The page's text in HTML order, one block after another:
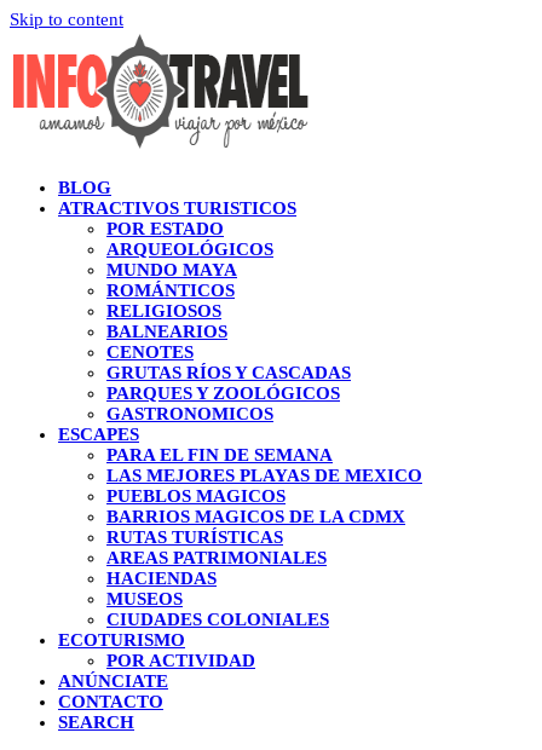
Skip to content
BLOG
ATRACTIVOS TURISTICOS
POR ESTADO
ARQUEOLÓGICOS
MUNDO MAYA
ROMÁNTICOS
RELIGIOSOS
BALNEARIOS
CENOTES
GRUTAS RÍOS Y CASCADAS
PARQUES Y ZOOLÓGICOS
GASTRONOMICOS
ESCAPES
PARA EL FIN DE SEMANA
LAS MEJORES PLAYAS DE MEXICO
PUEBLOS MAGICOS
BARRIOS MAGICOS DE LA CDMX
RUTAS TURÍSTICAS
AREAS PATRIMONIALES
HACIENDAS
MUSEOS
CIUDADES COLONIALES
ECOTURISMO
POR ACTIVIDAD
ANÚNCIATE
CONTACTO
SEARCH